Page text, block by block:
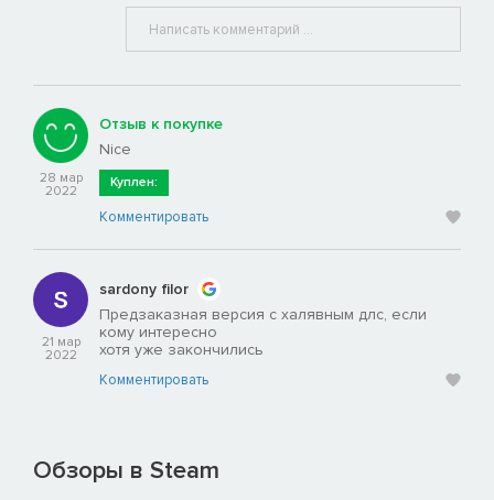
28 мар
2022
Отзыв к покупке
Nice
Куплен:
Комментировать
21 мар
2022
sardony filor
Предзаказная версия с халявным длс, если
кому интересно
хотя уже закончились
Комментировать
Обзоры в Steam